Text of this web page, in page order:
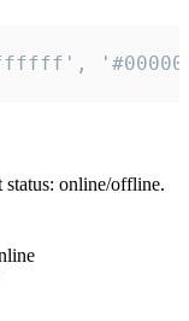
status: online/offline.